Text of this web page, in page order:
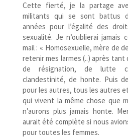
Cette fierté, je la partage
militants qui se sont battus
années pour l’égalité des
sexualité. Je n’oublierai jamais
mail : « Homosexuelle, mère de
retenir mes larmes (..) après tant
de résignation, de lutte
clandestinité, de honte. Puis
pour les autres, tous les autres
qui vivent la même chose que
n’aurons plus jamais honte.
aurait été complète si nous
pour toutes les femmes.